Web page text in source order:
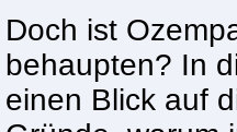
Doch ist
behaupten? In
einen Blick auf